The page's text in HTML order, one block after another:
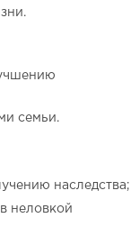
семьи.
наследства;
неловкой